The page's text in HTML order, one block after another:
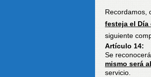
Recordamos,
festeja el Día
siguiente
Artículo 14:
Se
mismo será
servicio.